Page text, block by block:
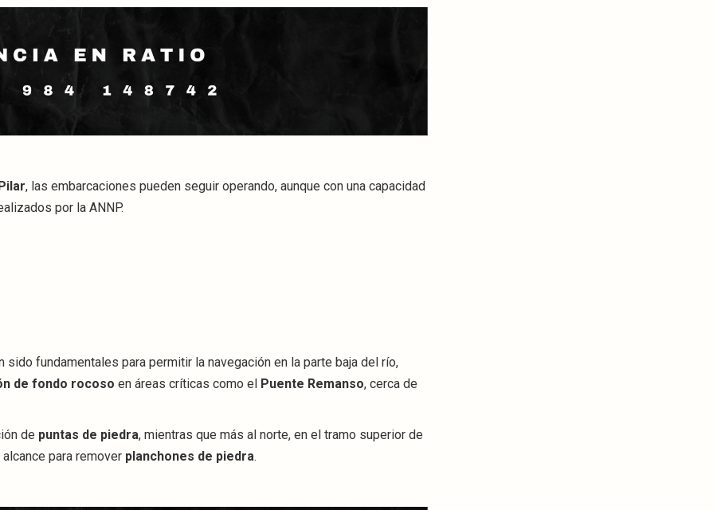
, las embarcaciones pueden seguir operando, aunque con una capacidad
por la ANNP.
sido fundamentales para permitir la navegación en la parte baja del río,
de fondo rocoso en áreas críticas como el Puente Remanso, cerca de
de puntas de piedra, mientras que más al norte, en el tramo superior de
para remover planchones de piedra.